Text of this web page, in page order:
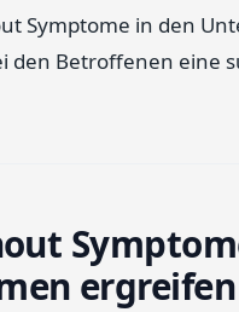
Symptome in den
den Betroffenen eine
ergreifen